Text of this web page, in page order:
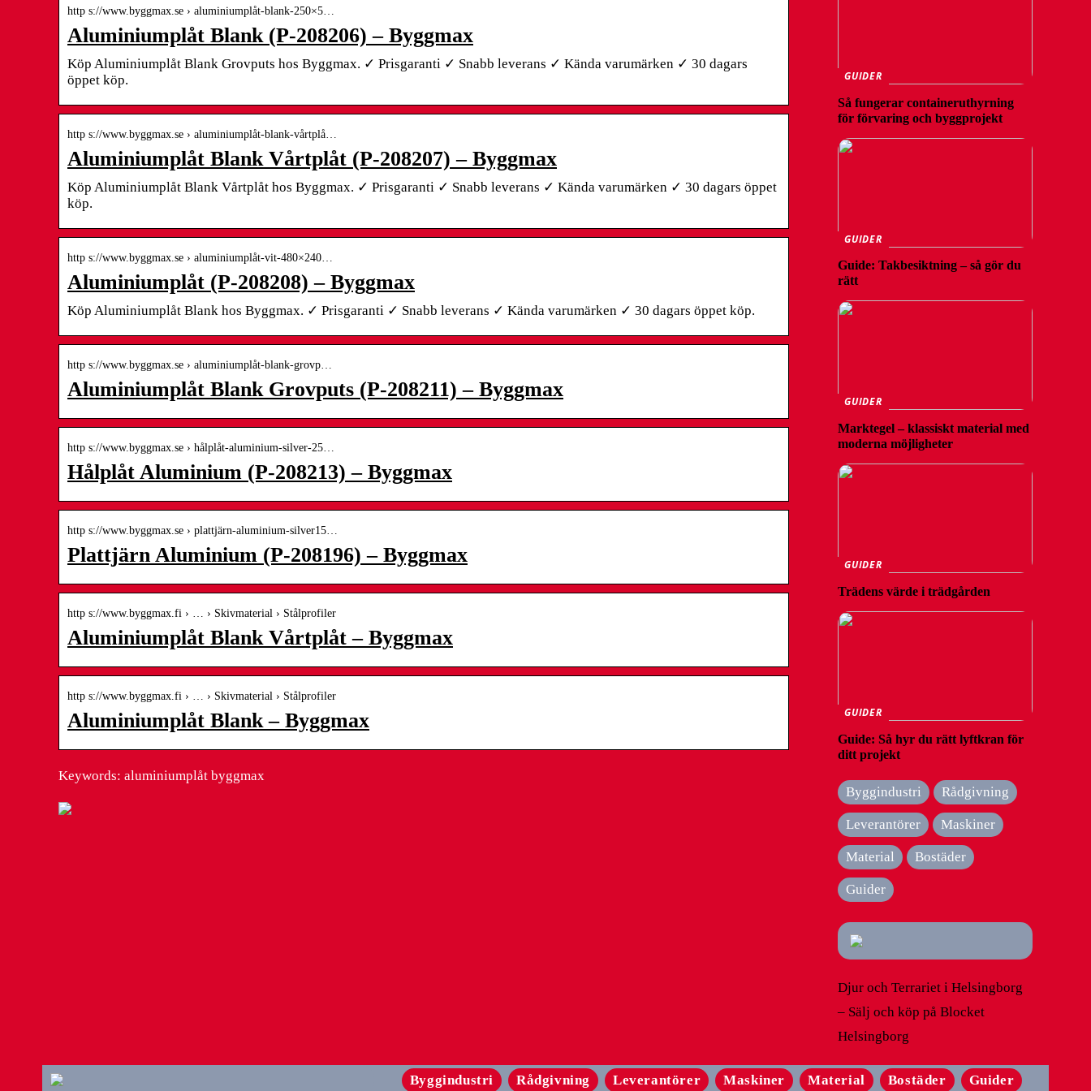
http s://www.byggmax.se › aluminiumplåt-blank-250×5…
Aluminiumplåt Blank (P-208206) – Byggmax
Köp Aluminiumplåt Blank Grovputs hos Byggmax. ✓ Prisgaranti ✓ Snabb leverans ✓ Kända varumärken ✓ 30 dagars
öppet köp.
http s://www.byggmax.se › aluminiumplåt-blank-vårtplå…
Aluminiumplåt Blank Vårtplåt (P-208207) – Byggmax
Köp Aluminiumplåt Blank Vårtplåt hos Byggmax. ✓ Prisgaranti ✓ Snabb leverans ✓ Kända varumärken ✓ 30 dagars öppet
köp.
http s://www.byggmax.se › aluminiumplåt-vit-480×240…
Aluminiumplåt (P-208208) – Byggmax
Köp Aluminiumplåt Blank hos Byggmax. ✓ Prisgaranti ✓ Snabb leverans ✓ Kända varumärken ✓ 30 dagars öppet köp.
http s://www.byggmax.se › aluminiumplåt-blank-grovp…
Aluminiumplåt Blank Grovputs (P-208211) – Byggmax
http s://www.byggmax.se › hålplåt-aluminium-silver-25…
Hålplåt Aluminium (P-208213) – Byggmax
http s://www.byggmax.se › plattjärn-aluminium-silver15…
Plattjärn Aluminium (P-208196) – Byggmax
http s://www.byggmax.fi › … › Skivmaterial › Stålprofiler
Aluminiumplåt Blank Vårtplåt – Byggmax
http s://www.byggmax.fi › … › Skivmaterial › Stålprofiler
Aluminiumplåt Blank – Byggmax
Keywords: aluminiumplåt byggmax
GUIDER
Så fungerar containeruthyrning
för förvaring och byggprojekt
GUIDER
Guide: Takbesiktning – så gör du
rätt
GUIDER
Marktegel – klassiskt material med
moderna möjligheter
GUIDER
Trädens värde i trädgården
GUIDER
Guide: Så hyr du rätt lyftkran för
ditt projekt
Byggindustri Rådgivning
Leverantörer Maskiner
Material Bostäder
Guider
Djur och Terrariet i Helsingborg
– Sälj och köp på Blocket
Helsingborg
Byggindustri Rådgivning Leverantörer Maskiner Material Bostäder Guider